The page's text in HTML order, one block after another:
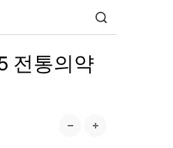
전통의약